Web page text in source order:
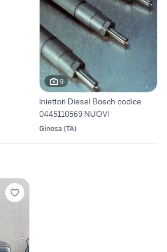
9
Iniettori Diesel Bosch codice
0445110569 NUOVI
Ginosa (TA)